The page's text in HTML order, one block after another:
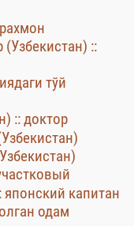
::
тўй
:: доктор
капитан
одам